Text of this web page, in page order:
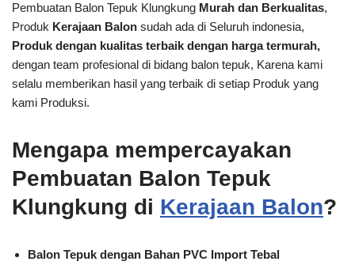
Pembuatan Balon Tepuk Klungkung Murah dan Berkualitas,
Produk Kerajaan Balon sudah ada di Seluruh indonesia,
Produk dengan kualitas terbaik dengan harga termurah,
dengan team profesional di bidang balon tepuk, Karena kami
selalu memberikan hasil yang terbaik di setiap Produk yang
kami Produksi.
Mengapa mempercayakan
Pembuatan Balon Tepuk
Klungkung di Kerajaan Balon?
Balon Tepuk dengan Bahan PVC Import Tebal